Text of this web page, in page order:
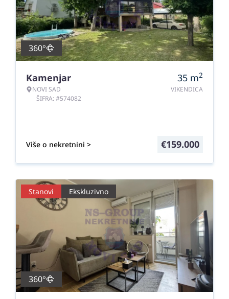
360°
Kamenjar
NOVI SAD
ŠIFRA: #574082
35 m2
VIKENDICA
Više o nekretnini > €159.000
Stanovi Ekskluzivno
360°